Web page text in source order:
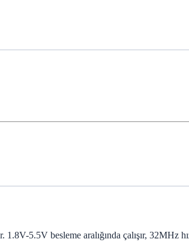
5.5V besleme aralığında çalışır, 32MHz